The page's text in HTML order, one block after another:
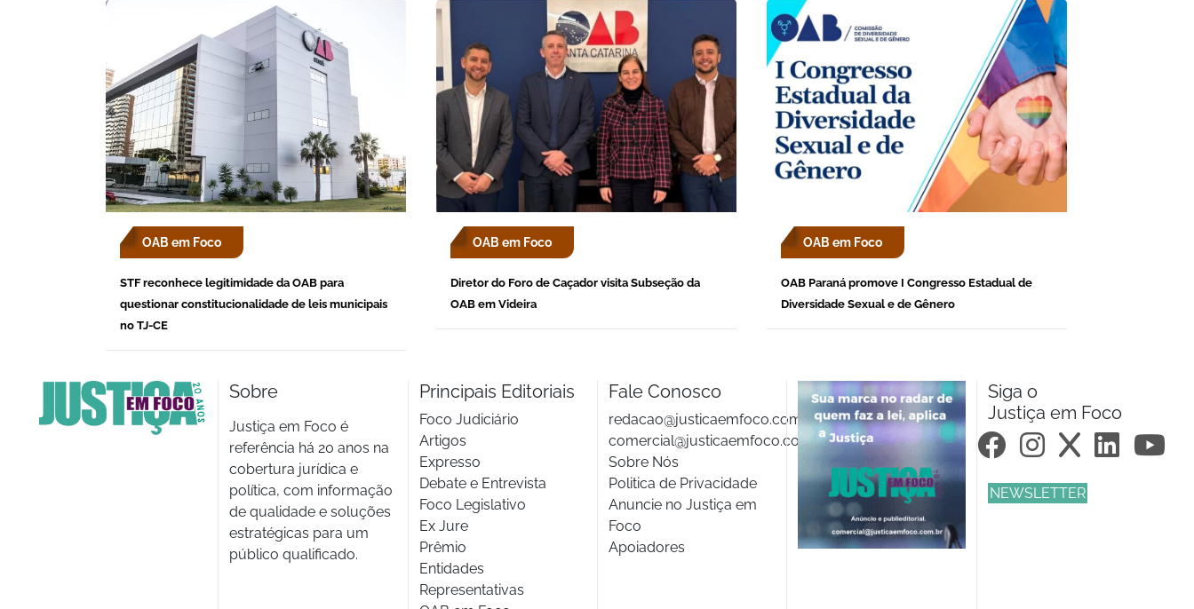
OAB em Foco
STF reconhece legitimidade da OAB para
questionar constitucionalidade de leis municipais
no TJ-CE
OAB em Foco
Diretor do Foro de Caçador visita Subseção da
OAB em Videira
OAB em Foco
OAB Paraná promove I Congresso Estadual de
Diversidade Sexual e de Gênero
Sobre
Justiça em Foco é
referência há 20 anos na
cobertura jurídica e
política, com informação
de qualidade e soluções
estratégicas para um
público qualificado.
Principais Editoriais
Foco Judiciário
Artigos
Expresso
Debate e Entrevista
Foco Legislativo
Ex Jure
Prêmio
Entidades
Representativas
Fale Conosco
redacao@justicaemfoco.com.br
comercial@justicaemfoco.com.br
Sobre Nós
Politica de Privacidade
Anuncie no Justiça em
Foco
Apoiadores
Siga o
Justiça em Foco
NEWSLETTER